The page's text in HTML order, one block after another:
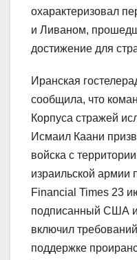
охарактеризовал
и Ливаном,
достижение для
Иранская
сообщила, что
Корпуса стражей
Исмаил Каани
войска с
израильской армии
Financial Times 23
подписанный США
включил
поддержке